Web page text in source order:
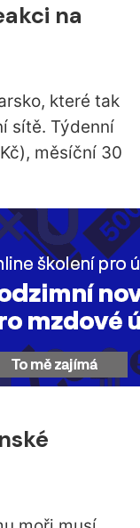
na
které tak
sítě. Týdenní
měsíční 30